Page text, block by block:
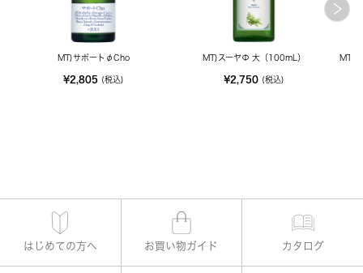
MT)サポートφCho
¥2,805 (税込)
MT)スーヤΦ 大（100mL）
¥2,750 (税込)
MT)
はじめての方へ お買い物ガイド カタログ